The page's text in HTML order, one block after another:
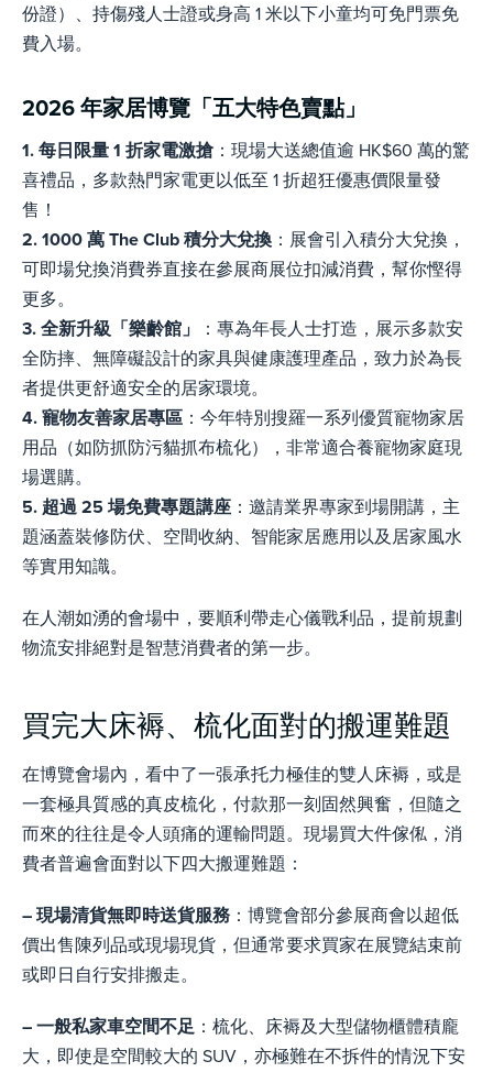
份證）、持傷殘人士證或身高 1 米以下小童均可免門票免
費入場。
2026 年家居博覽「五大特色賣點」
1. 每日限量 1 折家電激搶 ：現場大送總值逾 HK$60 萬的驚
喜禮品，多款熱門家電更以低至 1 折超狂優惠價限量發
售！
2. 1000 萬 The Club 積分大兌換 ：展會引入積分大兌換，
可即場兌換消費券直接在參展商展位扣減消費，幫你慳得
更多。
3. 全新升級「樂齡館」
：專為年長人士打造，展示多款安
全防摔、無障礙設計的家具與健康護理產品，致力於為長
者提供更舒適安全的居家環境。
4. 寵物友善家居專區 ：今年特別搜羅一系列優質寵物家居
用品（如防抓防污貓抓布梳化），非常適合養寵物家庭現
場選購。
5. 超過 25 場免費專題講座 ：邀請業界專家到場開講，主
題涵蓋裝修防伏、空間收納、智能家居應用以及居家風水
等實用知識。
在人潮如湧的會場中，要順利帶走心儀戰利品，提前規劃
物流安排絕對是智慧消費者的第一步。
買完大床褥、梳化面對的搬運難題
在博覽會場內，看中了一張承托力極佳的雙人床褥，或是
一套極具質感的真皮梳化，付款那一刻固然興奮，但隨之
而來的往往是令人頭痛的運輸問題。現場買大件傢俬，消
費者普遍會面對以下四大搬運難題：
– 現場清貨無即時送貨服務 ：博覽會部分參展商會以超低
價出售陳列品或現場現貨，但通常要求買家在展覽結束前
或即日自行安排搬走。
– 一般私家車空間不足 ：梳化、床褥及大型儲物櫃體積龐
大，即使是空間較大的 SUV，亦極難在不拆件的情況下安